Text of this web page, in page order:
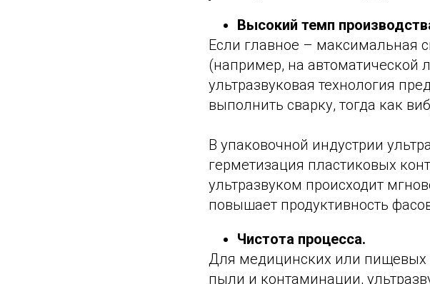
Высокий темп
Если главное – максимальная
(например, на автоматической
ультразвуковая технология
выполнить сварку, тогда как
В упаковочной индустрии
герметизация пластиковых
ультразвуком происходит
повышает продуктивность
Чистота процесса.
Для медицинских или пищевых
пыли и контаминации,